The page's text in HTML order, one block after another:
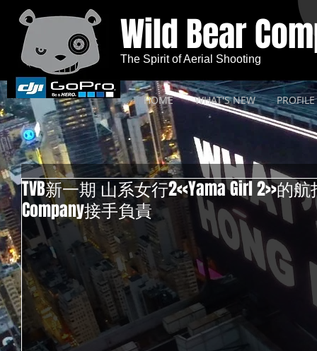
HOME WHAT'S NEW PROFILE
Wild Bear
The Spirit of Aerial Shooting
TVB新一期 山系女行2<<Yama Girl 2>>的
Company接手負責